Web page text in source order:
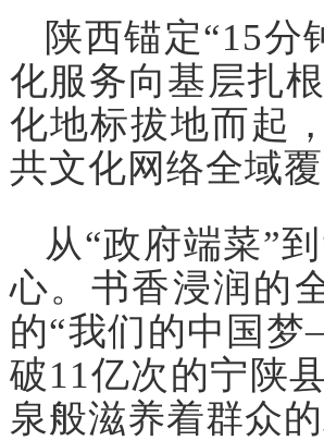
陕西锚定“15分
化服务向基层扎
化地标拔地而起
共文化网络全域
从“政府端菜”
心。书香浸润的
的“我们的中国
破11亿次的宁陕
泉般滋养着群众